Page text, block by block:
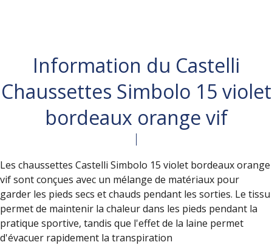
Information du Castelli
Chaussettes Simbolo 15 violet
bordeaux orange vif
Les chaussettes Castelli Simbolo 15 violet bordeaux orange
vif sont conçues avec un mélange de matériaux pour
garder les pieds secs et chauds pendant les sorties. Le tissu
permet de maintenir la chaleur dans les pieds pendant la
pratique sportive, tandis que l'effet de la laine permet
d'évacuer rapidement la transpiration